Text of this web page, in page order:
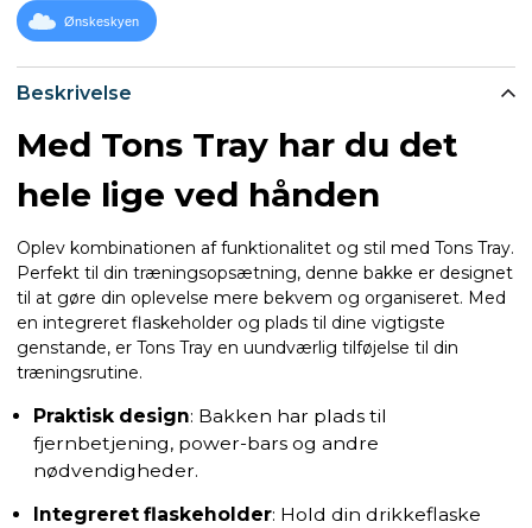
Beskrivelse
Med Tons Tray har du det
hele lige ved hånden
Oplev kombinationen af funktionalitet og stil med Tons Tray.
Perfekt til din træningsopsætning, denne bakke er designet
til at gøre din oplevelse mere bekvem og organiseret. Med
en integreret flaskeholder og plads til dine vigtigste
genstande, er Tons Tray en uundværlig tilføjelse til din
træningsrutine.
Praktisk design: Bakken har plads til
fjernbetjening, power-bars og andre
nødvendigheder.
Integreret flaskeholder: Hold din drikkeflaske
Ønskeskyen